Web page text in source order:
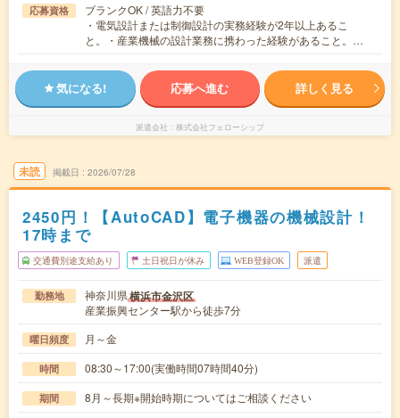
応募資格
ブランクOK / 英語力不要
・電気設計または制御設計の実務経験が2年以上あるこ
と。・産業機械の設計業務に携わった経験があること。…
気になる! 応募へ進む 詳しく見る
派遣会社 株式会社フェローシップ
未読 掲載日 2026/07/28
2450円！【AutoCAD】電子機器の機械設計！
17時まで
交通費別途支給あり 土日祝日が休み WEB登録OK 派遣
勤務地 神奈川県横浜市金沢区
産業振興センター駅から徒歩7分
曜日頻度 月～金
時間 08:30～17:00(実働時間07時間40分)
期間 8月～長期※開始時期についてはご相談ください